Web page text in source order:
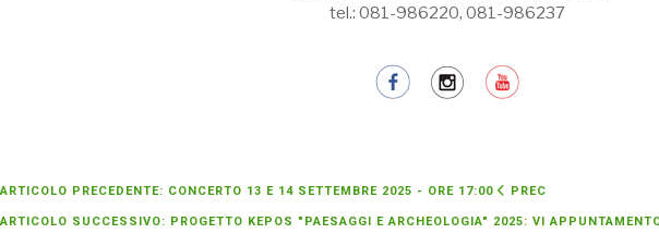
tel.: 081-986220, 081-986237
ARTICOLO PRECEDENTE: CONCERTO 13 E 14 SETTEMBRE 2025 - ORE 17:00 PREC
ARTICOLO SUCCESSIVO: PROGETTO KEPOS "PAESAGGI E ARCHEOLOGIA" 2025: VI